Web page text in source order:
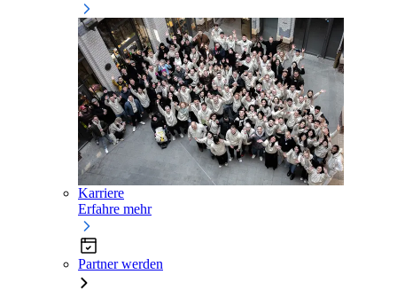
Karriere
Erfahre mehr
Partner werden